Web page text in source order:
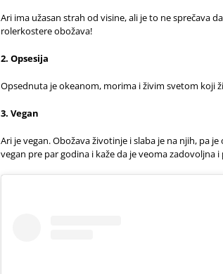
Ari ima užasan strah od visine, ali je to ne sprečava
rolerkostere obožava!
2. Opsesija
Opsednuta je okeanom, morima i živim svetom koji
3. Vegan
Ari je vegan. Obožava životinje i slaba je na njih, pa
vegan pre par godina i kaže da je veoma zadovoljna